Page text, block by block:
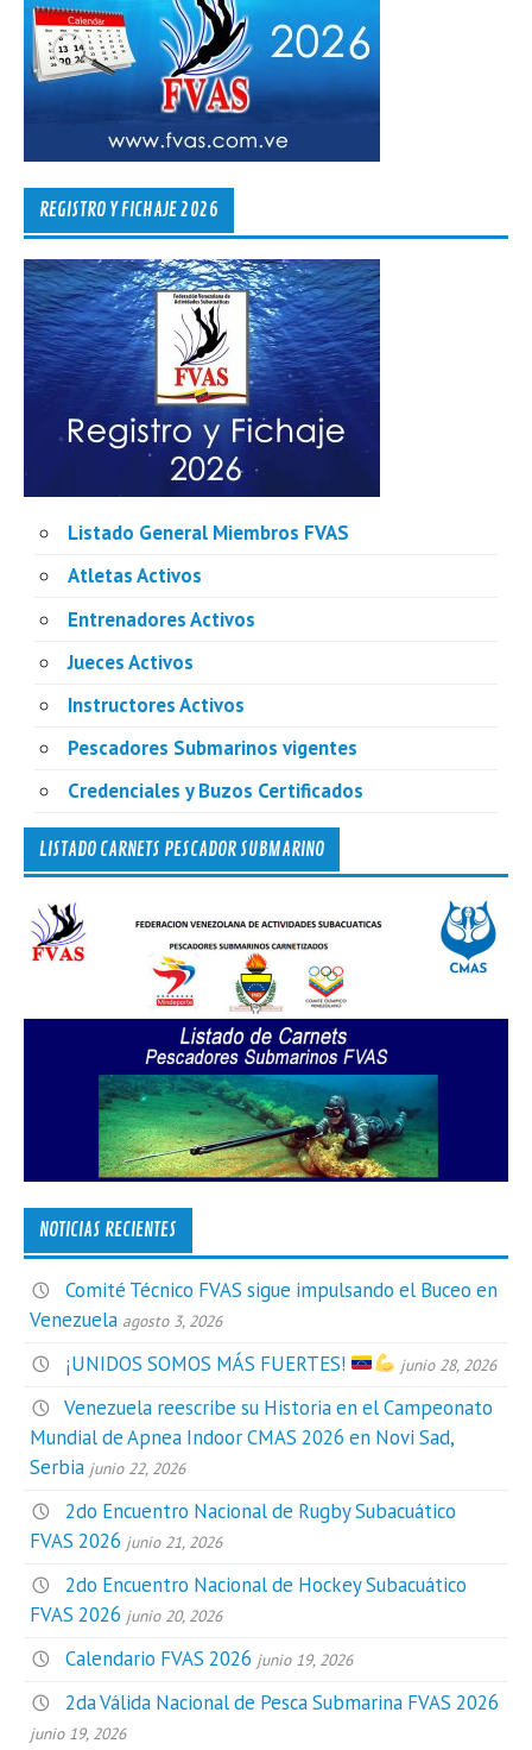
REGISTRO Y FICHAJE 2026
Listado General Miembros FVAS
Atletas Activos
Entrenadores Activos
Jueces Activos
Instructores Activos
Pescadores Submarinos vigentes
Credenciales y Buzos Certificados
LISTADO CARNETS PESCADOR SUBMARINO
NOTICIAS RECIENTES
Comité Técnico FVAS sigue impulsando el Buceo en
Venezuela agosto 3, 2026
¡UNIDOS SOMOS MÁS FUERTES! junio 28, 2026
Venezuela reescribe su Historia en el Campeonato
Mundial de Apnea Indoor CMAS 2026 en Novi Sad,
Serbia junio 22, 2026
2do Encuentro Nacional de Rugby Subacuático
FVAS 2026 junio 21, 2026
2do Encuentro Nacional de Hockey Subacuático
FVAS 2026 junio 20, 2026
Calendario FVAS 2026 junio 19, 2026
2da Válida Nacional de Pesca Submarina FVAS 2026
junio 19, 2026